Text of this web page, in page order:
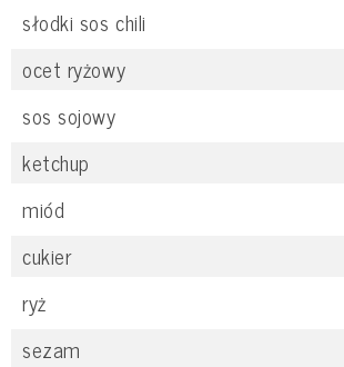
słodki sos chili
ocet ryżowy
sos sojowy
ketchup
miód
cukier
ryż
sezam